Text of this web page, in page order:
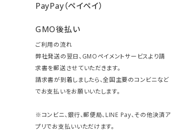
PayPay（ペイペイ）
GMO後払い
ご利用の流れ
弊社発送の翌日、GMOペイメントサービスより請
求書を郵送させていただきます。
請求書が到着しましたら、全国主要のコンビニなど
でお支払いをお願いいたします。
※コンビニ、銀行、郵便局、LINE Pay、その他決済ア
プリでお支払いいただけます。